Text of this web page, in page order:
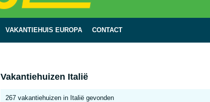
VAKANTIEHUIS EUROPA CONTACT
Vakantiehuizen Italië
267 vakantiehuizen in Italië gevonden